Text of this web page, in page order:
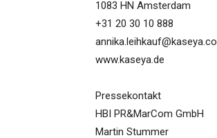
1083 HN Amsterdam
+31 20 30 10 888
www.kaseya.de
Pressekontakt
HBI PR&MarCom GmbH
Martin Stummer